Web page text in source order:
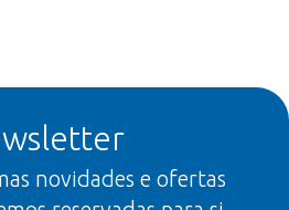
novidades e ofertas